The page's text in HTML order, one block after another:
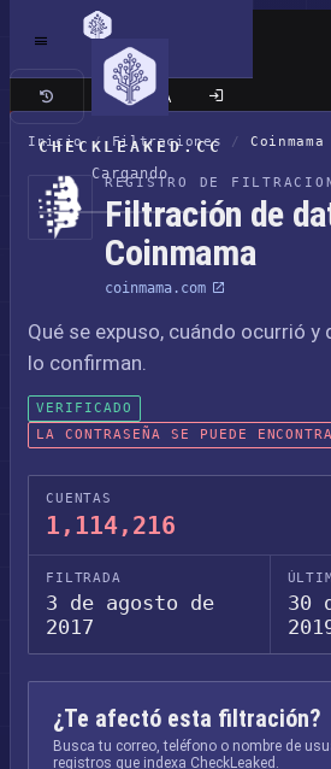
CHECKLEAKED.CC
Cargando
Sitio clásico
Inicio / Filtraciones / Coinmama
REGISTRO DE
Filtración de
Coinmama
coinmama.com
Qué se expuso, cuándo ocurrió y
lo confirman.
VERIFICADO
LA CONTRASEÑA SE PUEDE
CUENTAS
1,114,216
FILTRADA
3 de agosto de
2017
30
¿Te afectó esta filtración?
Busca tu correo, teléfono o nombre de
registros que indexa CheckLeaked.